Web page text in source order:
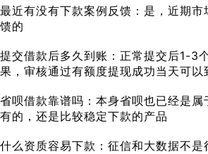
最近有没有下款案例反馈：是，近期市
馈的
提交借款后多久到账：正常提交后1-3
果，审核通过有额度提现成功当天可以
省呗借款靠谱吗：本身省呗也已经是
有的，还是比较稳定下款的产品
什么资质容易下款：征信和大数据不是